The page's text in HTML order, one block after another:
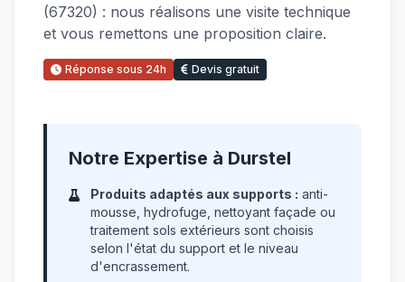
(67320) : nous réalisons une visite technique
et vous remettons une proposition claire.
Réponse sous 24h Devis gratuit
Notre Expertise à Durstel
Produits adaptés aux supports : anti-
mousse, hydrofuge, nettoyant façade ou
traitement sols extérieurs sont choisis
selon l'état du support et le niveau
d'encrassement.